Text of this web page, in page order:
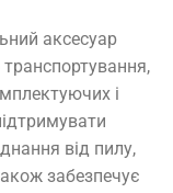
аксесуар
і
від пилу,
забезпечує